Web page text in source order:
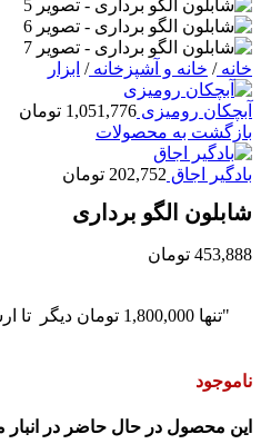
خانه/ خانه و آشپزخانه/ ابزار
آبچکان رومیزی 1,051,776 تومان
بازگشت به محصولات
بادگیر اجاق 202,752 تومان
شابلون الگو برداری
453,888 تومان
"تنها 1,800,000 تومان دیگر تا
ناموجود
این محصول در حال حاضر در